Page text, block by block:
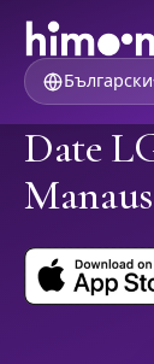
Български
Date